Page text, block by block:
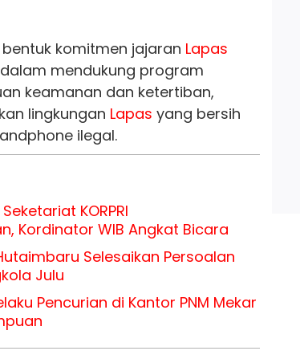
komitmen jajaran Lapas
mendukung program
keamanan dan ketertiban,
lingkungan Lapas yang bersih
ilegal.
KORPRI
Kordinator WIB Angkat Bicara
Selesaikan Persoalan
Julu
Pencurian di Kantor PNM Mekar